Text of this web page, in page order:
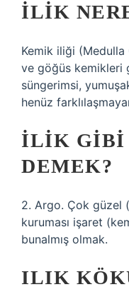
İLIK
Kemik iliği
ve göğüs kemikleri
süngerimsi,
henüz
İLIK GIBI
DEMEK?
2. Argo. Çok güzel
kuruması işaret
bunalmış olmak.
ILIK